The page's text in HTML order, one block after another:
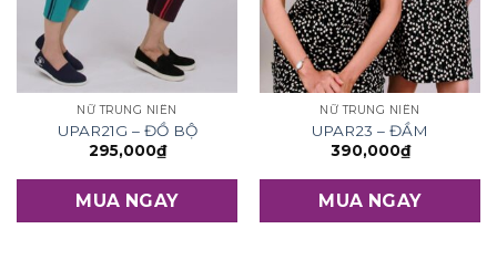
NỮ TRUNG NIÊN
UPAR21G – ĐỒ BỘ
295,000₫
MUA NGAY
NỮ TRUNG NIÊN
UPAR23 – ĐẦM
390,000₫
MUA NGAY